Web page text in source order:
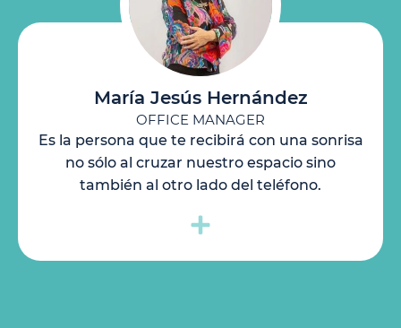
María Jesús Hernández
OFFICE MANAGER
Es la persona que te recibirá con una sonrisa
no sólo al cruzar nuestro espacio sino
también al otro lado del teléfono.